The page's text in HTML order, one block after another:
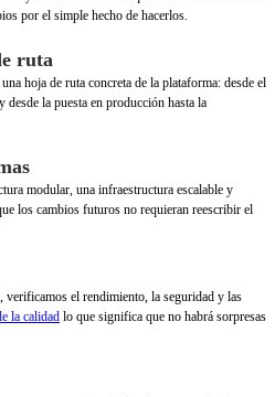
por el simple hecho de hacerlos.
ruta
hoja de ruta concreta de la plataforma: desde el
la puesta en producción hasta la
modular, una infraestructura escalable y
los cambios futuros no requieran reescribir el
verificamos el rendimiento, la seguridad y las
la calidad lo que significa que no habrá sorpresas